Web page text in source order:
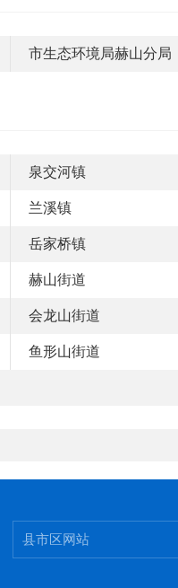
市生态环境局赫山分局
泉交河镇
兰溪镇
岳家桥镇
赫山街道
会龙山街道
鱼形山街道
县市区网站